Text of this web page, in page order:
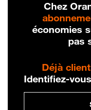
Chez
économies
pas
Déjà
Identifiez-